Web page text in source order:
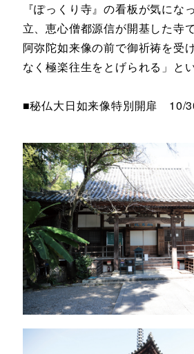
『ぽっくり寺』の看板が気にな
立、恵心僧都源信が開基した寺
阿弥陀如来像の前で御祈祷を受
なく極楽往生をとげられる」と
■秘仏大日如来像特別開扉 10/